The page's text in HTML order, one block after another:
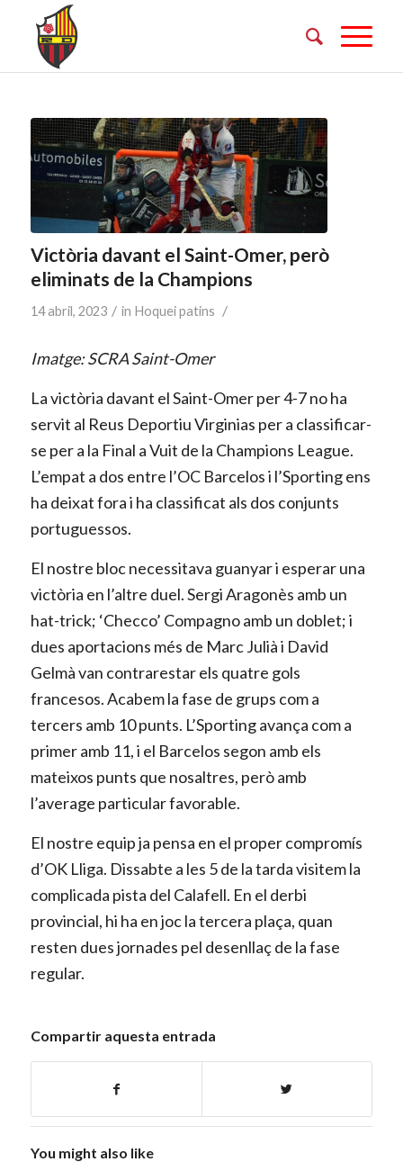
Victòria davant el Saint-Omer, però
eliminats de la Champions
14 abril, 2023 / in Hoquei patins /
Imatge: SCRA Saint-Omer
La victòria davant el Saint-Omer per 4-7 no ha
servit al Reus Deportiu Virginias per a classificar-
se per a la Final a Vuit de la Champions League.
L’empat a dos entre l’OC Barcelos i l’Sporting ens
ha deixat fora i ha classificat als dos conjunts
portuguessos.
El nostre bloc necessitava guanyar i esperar una
victòria en l’altre duel. Sergi Aragonès amb un
hat-trick; ‘Checco’ Compagno amb un doblet; i
dues aportacions més de Marc Julià i David
Gelmà van contrarestar els quatre gols
francesos. Acabem la fase de grups com a
tercers amb 10 punts. L’Sporting avança com a
primer amb 11, i el Barcelos segon amb els
mateixos punts que nosaltres, però amb
l’average particular favorable.
El nostre equip ja pensa en el proper compromís
d’OK Lliga. Dissabte a les 5 de la tarda visitem la
complicada pista del Calafell. En el derbi
provincial, hi ha en joc la tercera plaça, quan
resten dues jornades pel desenllaç de la fase
regular.
Compartir aquesta entrada
You might also like